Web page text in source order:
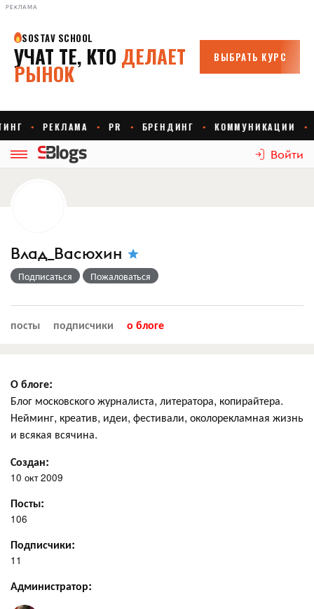
РЕКЛАМА
Войти
Влад_Васюхин
Подписаться Пожаловаться
посты подписчики о блоге
О блоге:
Блог московского журналиста, литератора, копирайтера.
Нейминг, креатив, идеи, фестивали, околорекламная жизнь
и всякая всячина.
Создан:
10 окт 2009
Посты:
106
Подписчики:
11
Администратор: